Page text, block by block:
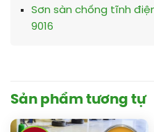
Sơn sàn chống tĩnh điện
9016
Sản phẩm tương tự